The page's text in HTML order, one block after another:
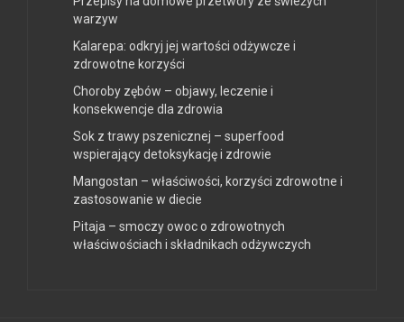
warzyw
Kalarepa: odkryj jej wartości odżywcze i
zdrowotne korzyści
Choroby zębów – objawy, leczenie i
konsekwencje dla zdrowia
Sok z trawy pszenicznej – superfood
wspierający detoksykację i zdrowie
Mangostan – właściwości, korzyści zdrowotne i
zastosowanie w diecie
Pitaja – smoczy owoc o zdrowotnych
właściwościach i składnikach odżywczych